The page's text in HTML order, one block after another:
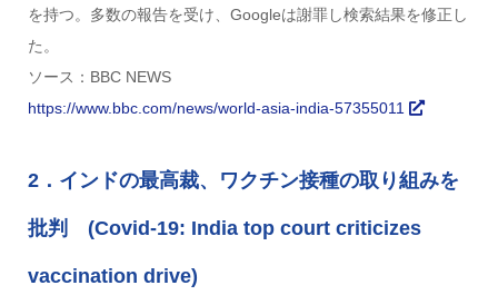
を持つ。多数の報告を受け、Googleは謝罪し検索結果を修正し
た。
ソース：BBC NEWS
https://www.bbc.com/news/world-asia-india-57355011
2．インドの最高裁、ワクチン接種の取り組みを
批判 (Covid-19: India top court criticizes
vaccination drive)